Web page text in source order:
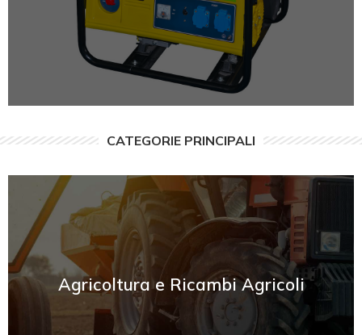
SCOPRI
CATEGORIE PRINCIPALI
Agricoltura e Ricambi Agricoli